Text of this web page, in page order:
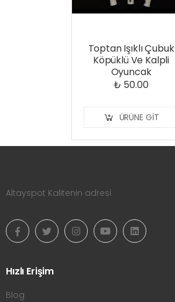
Toptan Işıklı Çubuk
Köpüklü Ve Kalpli
Oyuncak
₺ 50.00
ÜRÜNE GIT
Altayspot Kalitenin adresi
Hızlı Erişim
Blog